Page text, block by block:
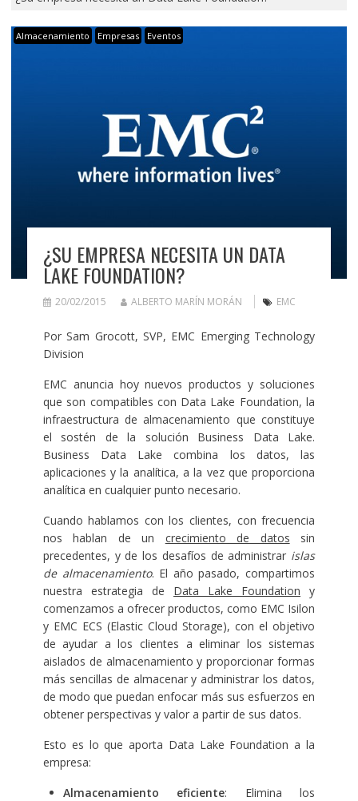
Almacenamiento Empresas Eventos
¿SU EMPRESA NECESITA UN DATA
LAKE FOUNDATION?
20/02/2015 ALBERTO MARÍN MORÁN EMC
Por Sam Grocott, SVP, EMC Emerging Technology
Division
EMC anuncia hoy nuevos productos y soluciones
que son compatibles con Data Lake Foundation, la
infraestructura de almacenamiento que constituye
el sostén de la solución Business Data Lake.
Business Data Lake combina los datos, las
aplicaciones y la analítica, a la vez que proporciona
analítica en cualquier punto necesario.
Cuando hablamos con los clientes, con frecuencia
nos hablan de un crecimiento de datos sin
precedentes, y de los desafíos de administrar islas
de almacenamiento. El año pasado, compartimos
nuestra estrategia de Data Lake Foundation y
comenzamos a ofrecer productos, como EMC Isilon
y EMC ECS (Elastic Cloud Storage), con el objetivo
de ayudar a los clientes a eliminar los sistemas
aislados de almacenamiento y proporcionar formas
más sencillas de almacenar y administrar los datos,
de modo que puedan enfocar más sus esfuerzos en
obtener perspectivas y valor a partir de sus datos.
Esto es lo que aporta Data Lake Foundation a la
empresa:
Almacenamiento eficiente: Elimina los